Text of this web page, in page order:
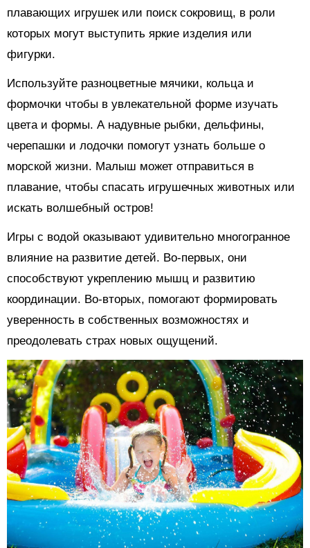
плавающих игрушек или поиск сокровищ, в роли
которых могут выступить яркие изделия или
фигурки.
Используйте разноцветные мячики, кольца и
формочки чтобы в увлекательной форме изучать
цвета и формы. А надувные рыбки, дельфины,
черепашки и лодочки помогут узнать больше о
морской жизни. Малыш может отправиться в
плавание, чтобы спасать игрушечных животных или
искать волшебный остров!
Игры с водой оказывают удивительно многогранное
влияние на развитие детей. Во-первых, они
способствуют укреплению мышц и развитию
координации. Во-вторых, помогают формировать
уверенность в собственных возможностях и
преодолевать страх новых ощущений.